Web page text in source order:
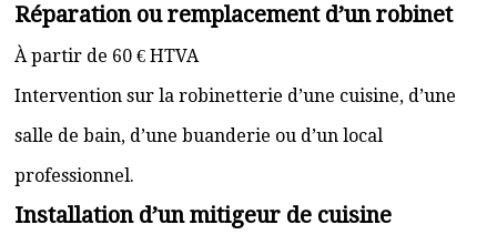
Réparation ou remplacement d’un robinet
À partir de 60 € HTVA
Intervention sur la robinetterie d’une cuisine, d’une
salle de bain, d’une buanderie ou d’un local
professionnel.
Installation d’un mitigeur de cuisine